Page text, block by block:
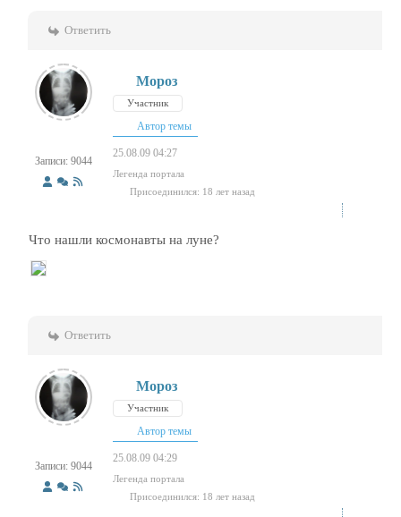
Ответить
Записи: 9044
Мороз
Участник
Автор темы
25.08.09 04:27
Легенда портала
Присоединился: 18 лет назад
Что нашли космонавты на луне?
Ответить
Записи: 9044
Мороз
Участник
Автор темы
25.08.09 04:29
Легенда портала
Присоединился: 18 лет назад